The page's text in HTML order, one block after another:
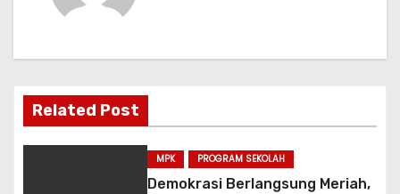
p
o
s
Related Post
MPK PROGRAM SEKOLAH
Demokrasi Berlangsung Meriah,